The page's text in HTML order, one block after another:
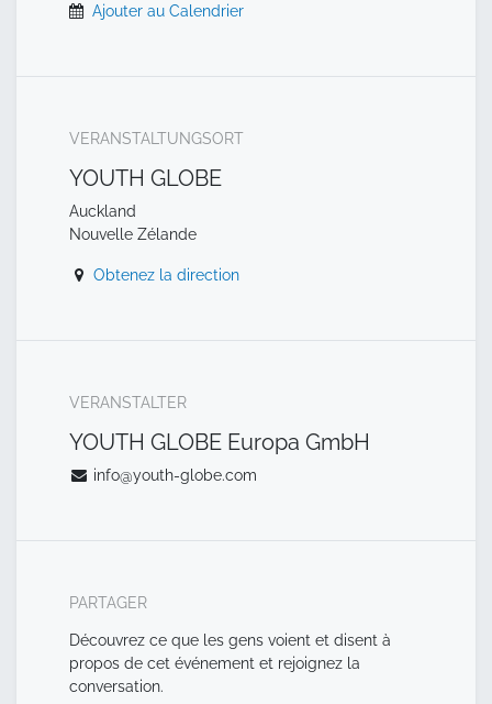
Ajouter au Calendrier
VERANSTALTUNGSORT
YOUTH GLOBE
Auckland
Nouvelle Zélande
Obtenez la direction
VERANSTALTER
YOUTH GLOBE Europa GmbH
info@youth-globe.com
PARTAGER
Découvrez ce que les gens voient et disent à
propos de cet événement et rejoignez la
conversation.